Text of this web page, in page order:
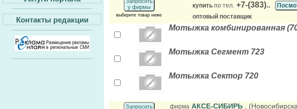
Контакты редакции
у фирмы
выберите товар ниже
купить по тел. +7-(383)..
оптовый поставщик
Мотыжка комбинированная
Мотыжка Сегмент 723
Мотыжка Сектор 720
Запросить
фирма АКСЕ-СИБИРЬ ,